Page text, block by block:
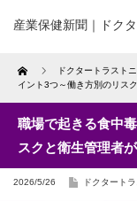
産業保健新聞｜ドク
Home ドクタートラスト
イント3つ～働き方別のリス
職場で起きる食中
スクと衛生管理者
2026/5/26 ドクタート